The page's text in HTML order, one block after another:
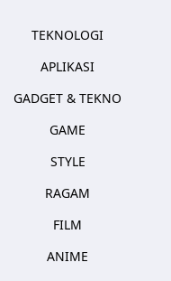
TEKNOLOGI
APLIKASI
GADGET & TEKNO
GAME
STYLE
RAGAM
FILM
ANIME